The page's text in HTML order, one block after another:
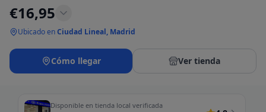
€16,95
Ubicado enCiudad Lineal, Madrid
Cómo llegar Ver tienda
Disponible en tienda local verificada